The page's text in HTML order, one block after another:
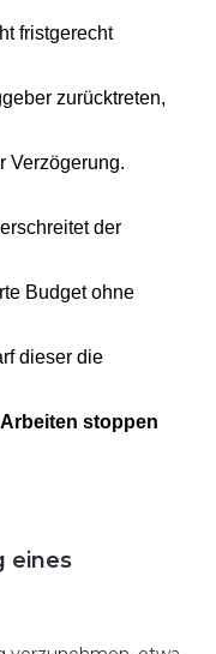
fristgerecht
zurücktreten,
Verzögerung.
der
Budget ohne
dieser die
Arbeiten stoppen
eines